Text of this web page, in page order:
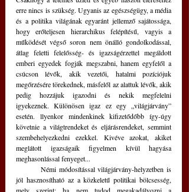
erre nincs is szükség. Ugyanis az egészségügy, a média
és a politika világának egyaránt jellemző sajátossága,
hogy erőteljesen hierarchikus felépítésű, vagyis a
működését végső soron nem önálló gondolkodással,
átlag feletti felelősség- és igazságérzettel megáldott
emberi egyedek fogják megszabni, hanem egyfelől a
csúcson lévők, akik vezetői, hatalmi pozíciójuk
megőrzésére törekednek, másfelől az alattuk lévők, akik
pedig hozzájuk igazodni és nekik megfelelni
igyekeznek. Különösen igaz ez egy „világjárvány”
esetén. llyenkor mindenkinek kifizetődőbb így-úgy
követnie a világtrendeket és eljárásrendeket, semmint
szembehelyezkedni ezekkel. Kivéve azokat, akiket
meglátott igazságaik figyelmen kívül hagyása
meghasonlással fenyeget...
jól hasznosítható az a közkeletű politikai bölcsesség,
mely szerint: ha nem tudod megakadályozni a